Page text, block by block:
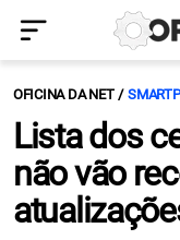
OFICINA DA NET
Lista dos
não vão